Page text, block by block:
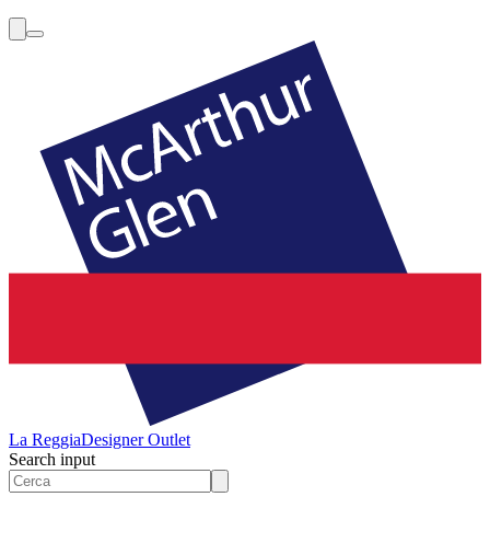
La ReggiaDesigner Outlet
Search input